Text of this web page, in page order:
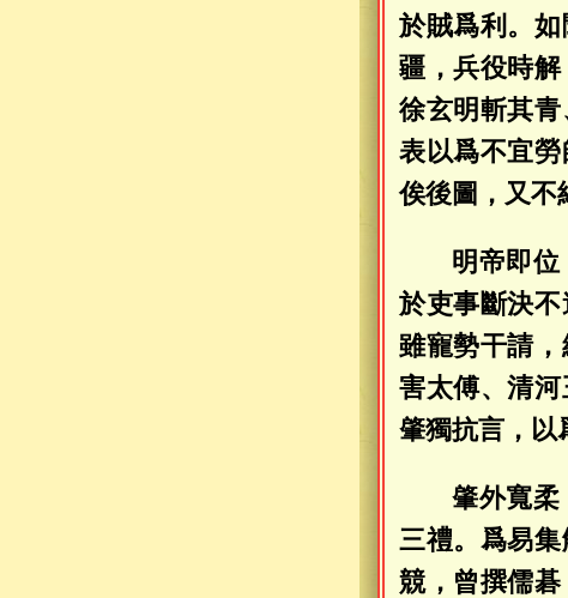
於賊爲利。
疆，兵役時
徐玄明斬其
表以爲不宜
俟後圖，又不
明帝即
於吏事斷決不
雖寵勢干請
害太傅、清
肇獨抗言，以
肇外寬柔
三禮。爲易
競，曾撰儒